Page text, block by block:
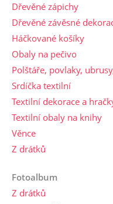
Dřevěné zápichy
Dřevěné závěsné
Háčkované košíky
Obaly na pečivo
Polštáře, povlaky,
Srdíčka textilní
Textilní dekorace a
Textilní obaly na knihy
Věnce
Z drátků
Fotoalbum
Z drátků